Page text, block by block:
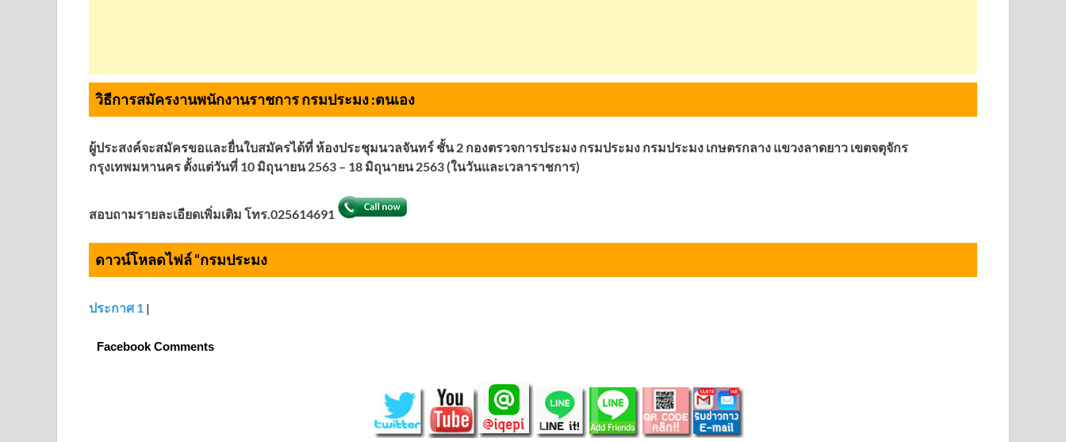
วิธีการสมัครงานพนักงานราชการ กรมประมง :ตนเอง
ผู้ประสงค์จะสมัครขอและยื่นใบสมัครได้ที่ ห้องประชุมนวลจันทร์ ชั้น 2 กองตรวจการประมง กรมประมง กรมประมง เกษตรกลาง แขวงลาดยาว เขตจตุจักร
กรุงเทพมหานคร ตั้งแต่วันที่ 10 มิถุนายน 2563 – 18 มิถุนายน 2563 (ในวันและเวลาราชการ)
สอบถามรายละเอียดเพิ่มเติม โทร. 025614691
ดาวน์โหลดไฟล์ “กรมประมง
ประกาศ 1 |
Facebook Comments